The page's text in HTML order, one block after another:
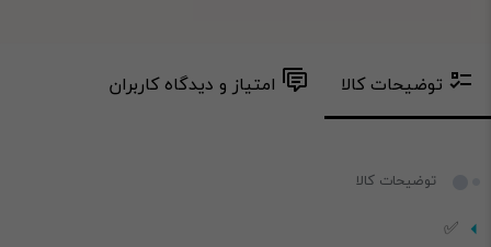
توضیحات کالا امتیاز و دیدگاه کاربران
توضیحات کالا
✅